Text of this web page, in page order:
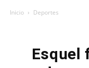
Inicio Deportes
Esquel